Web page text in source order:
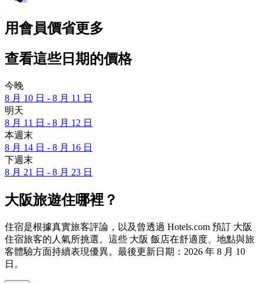
用會員價省更多
查看這些日期的價格
今晚
8 月 10 日 - 8 月 11 日
明天
8 月 11 日 - 8 月 12 日
本週末
8 月 14 日 - 8 月 16 日
下週末
8 月 21 日 - 8 月 23 日
大阪旅遊住哪裡？
住宿是根據真實旅客評論，以及曾透過 Hotels.com 預訂 大阪
住宿旅客的人氣所挑選。這些 大阪 飯店在舒適度、地點與旅
客體驗方面持續表現優異。最後更新日期： 2026 年 8 月 10
日 。